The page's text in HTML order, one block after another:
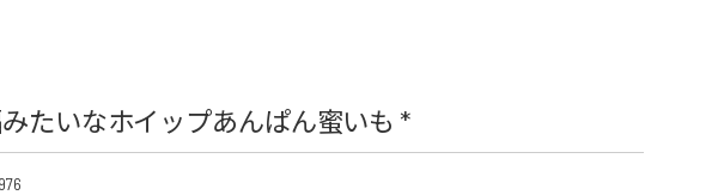
たいなホイップあんぱん蜜いも *